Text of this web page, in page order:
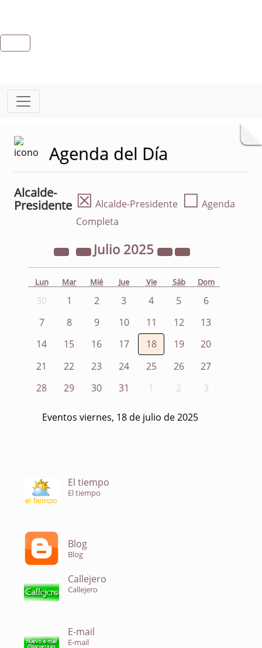
Agenda del Día
Alcalde-
Presidente ☒ Alcalde-Presidente ☐ Agenda
Completa
Julio 2025
Lun Mar Mié Jue Vie Sáb Dom
30 1 2 3 4 5
6
7
8 9 10 11 12
13
14
15 16 17 18 19
20
21
22 23 24 25 26
27
28
29 30 31 1 2 3
Eventos viernes, 18 de julio de 2025
El tiempo
El tiempo
Blog
Blog
Callejero
Callejero
E-mail
E-mail